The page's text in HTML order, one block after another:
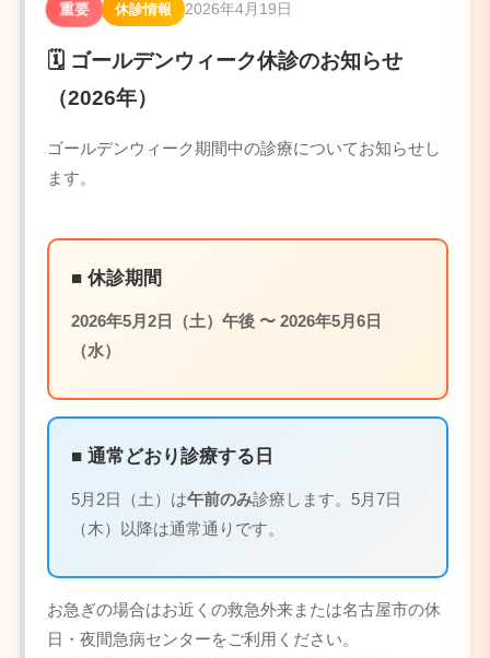
重要 休診情報 2026年4月19日
🗓️ ゴールデンウィーク休診のお知らせ
（2026年）
ゴールデンウィーク期間中の診療についてお知らせし
ます。
■ 休診期間
2026年5月2日（土）午後 〜 2026年5月6日
（水）
■ 通常どおり診療する日
5月2日（土）は午前のみ診療します。5月7日
（木）以降は通常通りです。
お急ぎの場合はお近くの救急外来または名古屋市の休
日・夜間急病センターをご利用ください。